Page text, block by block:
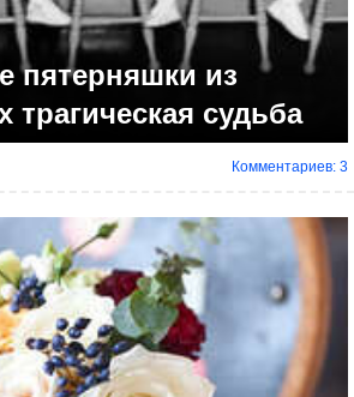
пятерняшки из
трагическая судьба
Комментариев: 3